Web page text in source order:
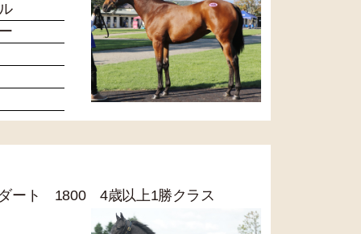
ト 1800 4歳以上1勝クラス